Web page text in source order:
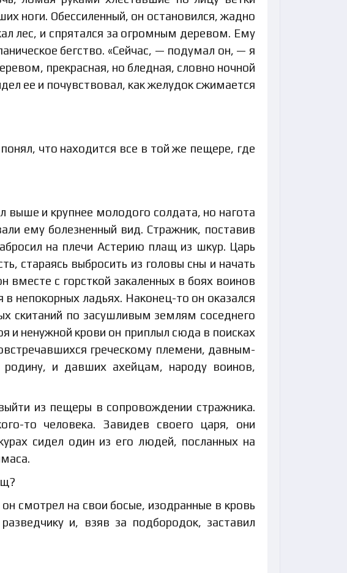
ноги. Обессиленный, он остановился, жадно
лес, и спрятался за огромным деревом. Ему
бегство. «Сейчас, — подумал он, — я
прекрасная, но бледная, словно ночной
ее и почувствовал, как желудок сжимается
что находится все в той же пещере, где
выше и крупнее молодого солдата, но нагота
ему болезненный вид. Стражник, поставив
на плечи Астерию плащ из шкур. Царь
стараясь выбросить из головы сны и начать
вместе с горсткой закаленных в боях воинов
непокорных ладьях. Наконец-то он оказался
скитаний по засушливым землям соседнего
и ненужной крови он приплыл сюда в поисках
греческому племени, давным-
и давших ахейцам, народу воинов,
из пещеры в сопровождении стражника.
то человека. Завидев своего царя, они
сидел один из его людей, посланных на
смотрел на свои босые, изодранные в кровь
и, взяв за подбородок, заставил